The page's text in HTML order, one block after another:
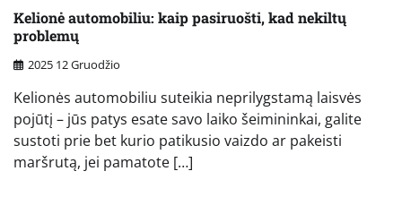
Kelionė automobiliu: kaip pasiruošti, kad nekiltų
problemų
2025 12 Gruodžio
Kelionės automobiliu suteikia neprilygstamą laisvės
pojūtį – jūs patys esate savo laiko šeimininkai, galite
sustoti prie bet kurio patikusio vaizdo ar pakeisti
maršrutą, jei pamatote […]